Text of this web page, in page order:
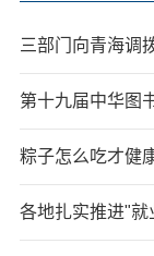
三部门向青海调
第十九届中华图
粽子怎么吃才健
各地扎实推进"